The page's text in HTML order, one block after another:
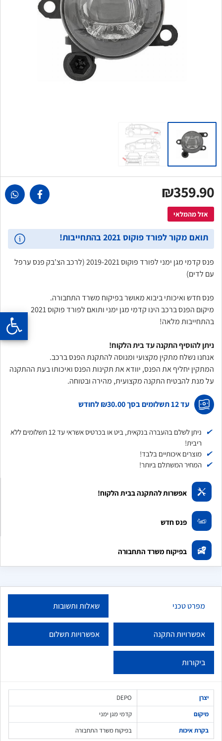
₪359.90
אזל מהמלאי
תואם מקור לפורד פוקוס 2021 בהתחייבות!
פנס קדמי מגן ימני לפורד פוקוס 2019-2021 (לרכב הצ'בק פנס ערפל
עם לדים)
פנס חדש ואיכותי ביבוא מאושר בפיקוח משרד התחבורה.
מיקום הפנס ברכב הינו קדמי מגן ימני ותואם לפורד פוקוס 2021
בהתחייבות מלאה!
ניתן להוסיף התקנה עד בית הלקוח!
אנחנו נשלח מתקין מקצועי ומנוסה להתקנת הפנס ברכב.
המתקין יחליף את הפנס, יוודא את תקינות הפנס ואיכותו בעת ההתקנה
על מנת להבטיח התקנה מקצועית, מהירה ובטוחה.
עד 12 תשלומים בסך ₪30.00לחודש
✔
ניתן לשלם בהעברה בנקאית, ביט או בכרטיס אשראי עד 12 תשלומים ללא
ריבית!
✔ מוצרים איכותיים בלבד!
✔ המחיר המשתלם ביותר!
אפשרות להתקנה בבית הלקוח!
פנס חדש
בפיקוח משרד התחבורה
מפרט טכני שאלות ותשובות
אפשרויות התקנה אפשרויות תשלום
ביקורות
יצרן
DEPO
מיקום
קדמי מגן ימני
בקרת איכות
בפיקוח משרד התחבורה